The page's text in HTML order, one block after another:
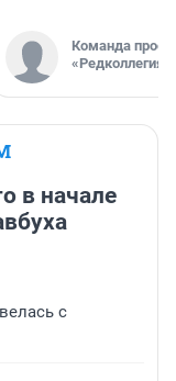
Команда
«Редколлегия»
в начале
с